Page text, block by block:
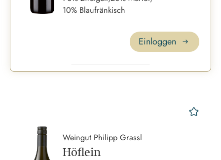
10% Blaufränkisch
Einloggen
Weingut Philipp Grassl
Höflein